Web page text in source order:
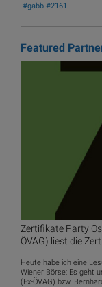
#gabb #2161
Featured
Zertifikate Party
ÖVAG) liest die
Heute habe ich eine
Wiener Börse: Es geht
(Ex-ÖVAG) bzw.